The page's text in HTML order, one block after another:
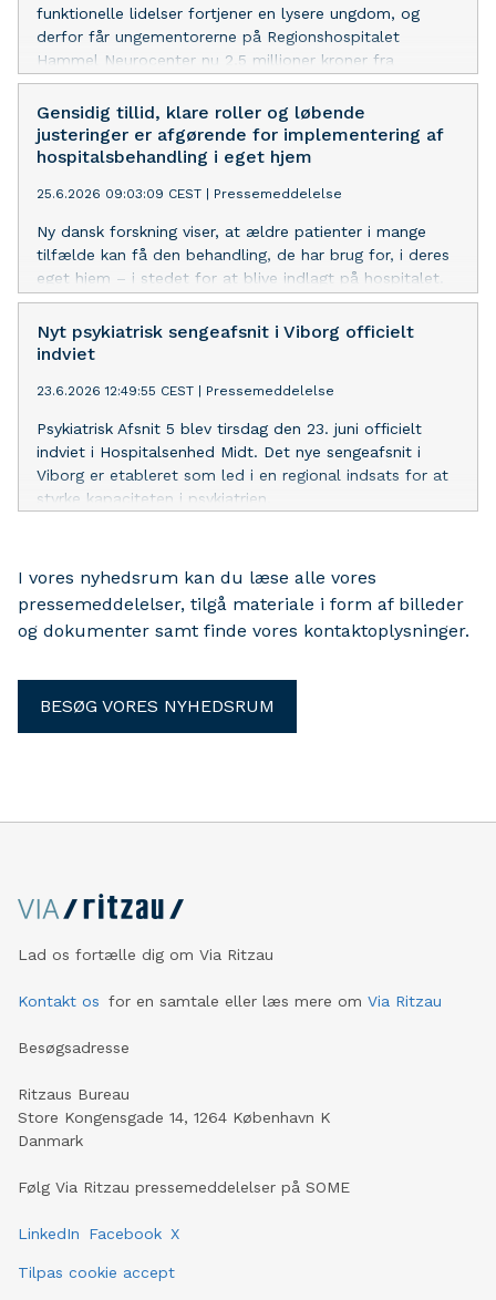
funktionelle lidelser fortjener en lysere ungdom, og
derfor får ungementorerne på Regionshospitalet
Hammel Neurocenter nu 2,5 millioner kroner fra
TrygFonden – bl.a. til at styrke de unge i at indgå i
meningsfulde fællesskaber.
Gensidig tillid, klare roller og løbende
justeringer er afgørende for implementering af
hospitalsbehandling i eget hjem
25.6.2026 09:03:09 CEST | Pressemeddelelse
Ny dansk forskning viser, at ældre patienter i mange
tilfælde kan få den behandling, de har brug for, i deres
eget hjem – i stedet for at blive indlagt på hospitalet.
Forskerne bag projektet er nu klar med ny viden om
implementering af hospitalsbehandling i eget hjem.
Nyt psykiatrisk sengeafsnit i Viborg officielt
indviet
23.6.2026 12:49:55 CEST | Pressemeddelelse
Psykiatrisk Afsnit 5 blev tirsdag den 23. juni officielt
indviet i Hospitalsenhed Midt. Det nye sengeafsnit i
Viborg er etableret som led i en regional indsats for at
styrke kapaciteten i psykiatrien.
I vores nyhedsrum kan du læse alle vores
pressemeddelelser, tilgå materiale i form af billeder
og dokumenter samt finde vores kontaktoplysninger.
BESØG VORES NYHEDSRUM
Lad os fortælle dig om Via Ritzau
Kontakt os for en samtale eller læs mere om Via Ritzau
Besøgsadresse
Ritzaus Bureau
Store Kongensgade 14, 1264 København K
Danmark
Følg Via Ritzau pressemeddelelser på SOME
LinkedIn Facebook X
Tilpas cookie accept